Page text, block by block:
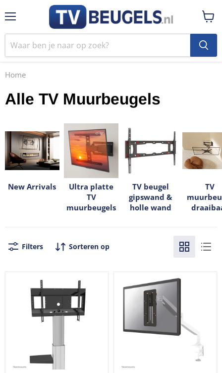
Home
Alle TV Muurbeugels
New Arrivals
Ultra platte
TV
muurbeugels
TV beugel
gipswand &
holle wand
TV
Filters Sorteren op